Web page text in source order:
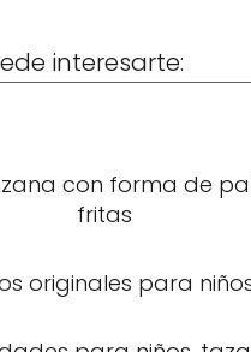
interesarte:
con forma de
fritas
originales para